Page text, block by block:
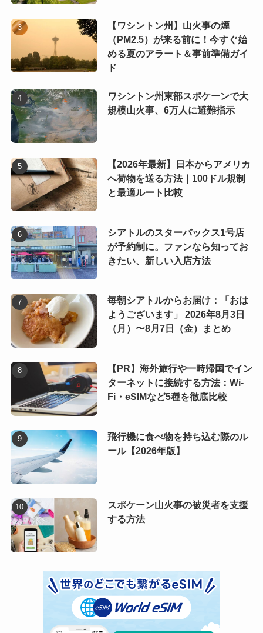
【ワシントン州】山火事の煙
（PM2.5）が来る前に！今すぐ始
める夏のアラート＆事前準備ガイ
ド
ワシントン州東部スポケーンで大
規模山火事、6万人に避難指示
【2026年最新】日本からアメリカ
へ荷物を送る方法｜100ドル規制
と最適ルート比較
シアトルのスターバックス1号店
が予約制に。ファンなら知ってお
きたい、新しい入店方法
毎朝シアトルからお届け：「おは
ようございます」 2026年8月3日
（月）〜8月7日（金）まとめ
【PR】海外旅行や一時帰国でイン
ターネットに接続する方法：Wi-
Fi・eSIMなど5種を徹底比較
飛行機に食べ物を持ち込む際のル
ール【2026年版】
スポケーン山火事の被災者を支援
する方法